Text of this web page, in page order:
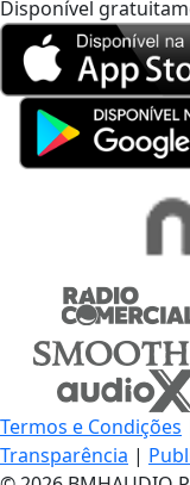
Disponível
Termos e Condições
Transparência |